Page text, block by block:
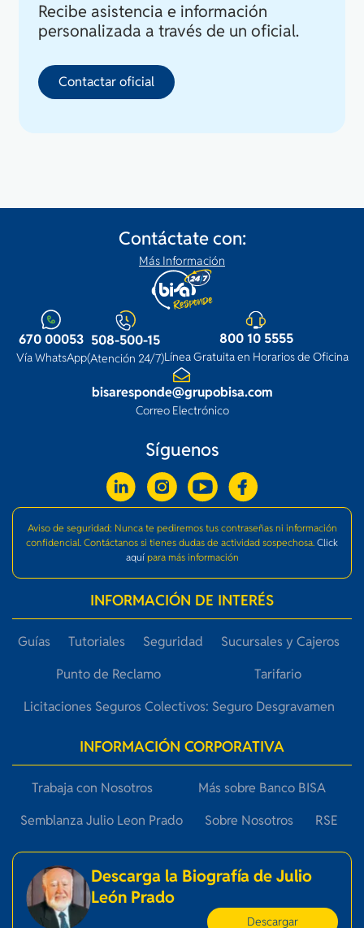
Recibe asistencia e información
personalizada a través de un oficial.
Contactar oficial
INFORMACIÓN DE INTERÉS
Guías Tutoriales Seguridad
Sucursales y Cajeros
Punto de Reclamo
Tarifario
Licitaciones Seguros Colectivos: Seguro Desgravamen
INFORMACIÓN CORPORATIVA
Trabaja con Nosotros
Más sobre Banco BISA
Semblanza Julio Leon Prado
Sobre Nosotros RSE
Descarga la Biografía de Julio
León Prado
Descargar
Contáctate con:
Más Información
670 00053
Vía WhatsApp
508-500-15
(Atención 24/7)
800 10 5555
Línea Gratuita en Horarios de Oficina
bisaresponde@grupobisa.com
Correo Electrónico
Aviso de seguridad: Nunca te pediremos tus contraseñas ni información
confidencial. Contáctanos si tienes dudas de actividad sospechosa. Click
aquípara más información
Síguenos